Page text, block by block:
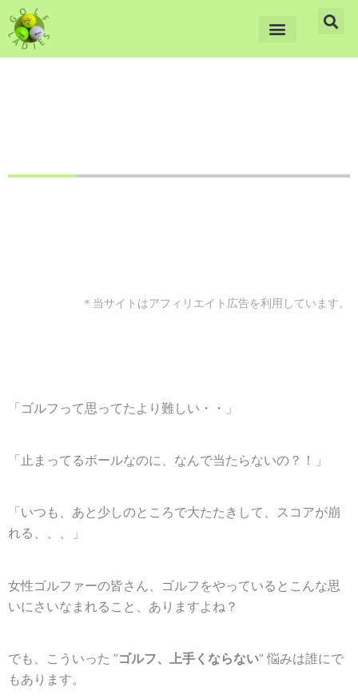
容
＊当サイトはアフィリエイト広告を利用しています。
「ゴルフって思ってたより難しい・・」
「止まってるボールなのに、なんで当たらないの？！」
「いつも、あと少しのところで大たたきして、スコアが崩
れる、、、」
女性ゴルファーの皆さん、ゴルフをやっているとこんな思
いにさいなまれること、ありますよね？
でも、こういった ”ゴルフ、上手くならない” 悩みは誰にで
もあります。